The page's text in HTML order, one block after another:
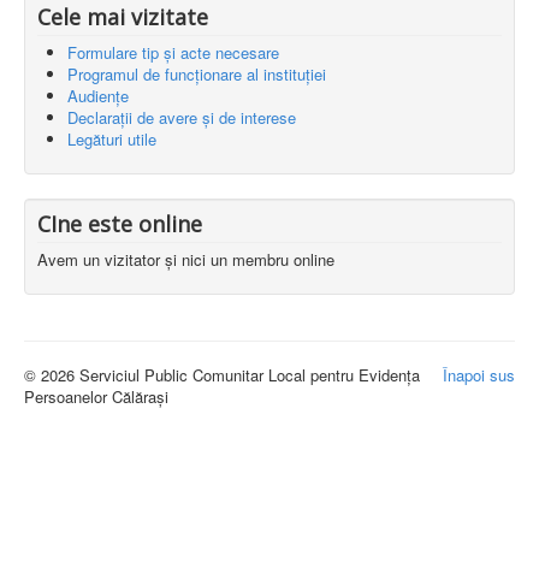
Cele mai vizitate
Formulare tip și acte necesare
Programul de funcționare al instituției
Audiențe
Declarații de avere și de interese
Legături utile
CIne este online
Avem un vizitator și nici un membru online
Înapoi sus
© 2026 Serviciul Public Comunitar Local pentru Evidența
Persoanelor Călărași